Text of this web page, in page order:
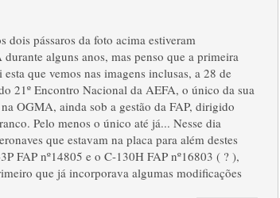
pássaros da foto acima estiveram
alguns anos, mas penso que a primeira
que vemos nas imagens inclusas, a 28 de
21º Encontro Nacional da AEFA, o único da sua
OGMA, ainda sob a gestão da FAP, dirigido
Pelo menos o único até já... Nesse dia
que estavam na placa para além destes
FAP nº14805 e o C-130H FAP nº16803 ( ? ),
que já incorporava algumas modificações